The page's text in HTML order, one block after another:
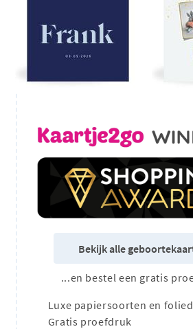
Bekijk alle
...en bestel een gratis
Luxe papiersoorten en
Gratis proefdruk